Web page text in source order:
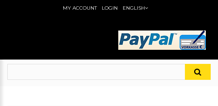
MY ACCOUNT LOGIN ENGLISH